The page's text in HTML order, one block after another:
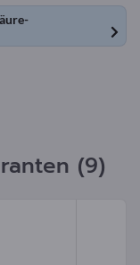
(9)